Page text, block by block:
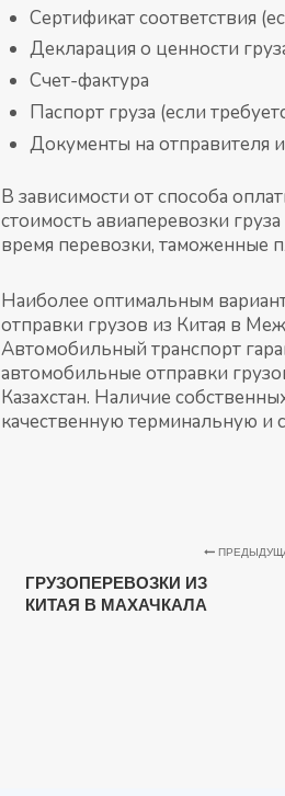
Сертификат соответствия
Декларация о ценности
Счет-фактура
Паспорт груза (если
Документы на отправителя
В зависимости от способа
стоимость авиаперевозки
время перевозки, таможенные
Наиболее оптимальным
отправки грузов из Китая в
Автомобильный транспорт
автомобильные отправки
Казахстан. Наличие
качественную терминальную и
ГРУЗОПЕРЕВОЗКИ ИЗ
КИТАЯ В МАХАЧКАЛА